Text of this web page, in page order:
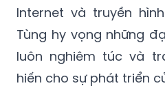
Internet và truyền
Tùng hy vọng những
luôn nghiêm túc và
hiến cho sự phát triển